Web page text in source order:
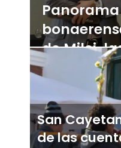
de Milei,
detrás de
Cristina y
San
de las